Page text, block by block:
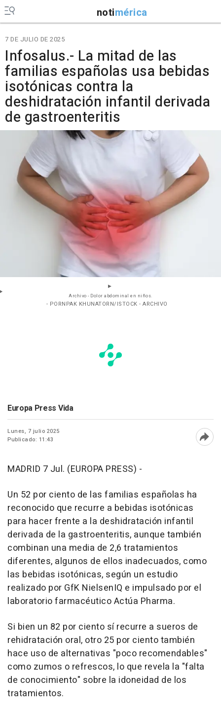
notimérica
7 DE JULIO DE 2025
Infosalus.- La mitad de las
familias españolas usa bebidas
isotónicas contra la
deshidratación infantil derivada
de gastroenteritis
Archivo - Dolor abdominal en niños.
- PORNPAK KHUNATORN/ISTOCK - ARCHIVO
Europa Press Vida
Lunes, 7 julio 2025
Publicado: 11:43
MADRID 7 Jul. (EUROPA PRESS) -
Un 52 por ciento de las familias españolas ha
reconocido que recurre a bebidas isotónicas
para hacer frente a la deshidratación infantil
derivada de la gastroenteritis, aunque también
combinan una media de 2,6 tratamientos
diferentes, algunos de ellos inadecuados, como
las bebidas isotónicas, según un estudio
realizado por GfK NielsenIQ e impulsado por el
laboratorio farmacéutico Actúa Pharma.
Si bien un 82 por ciento sí recurre a sueros de
rehidratación oral, otro 25 por ciento también
hace uso de alternativas "poco recomendables"
como zumos o refrescos, lo que revela la "falta
de conocimiento" sobre la idoneidad de los
tratamientos.